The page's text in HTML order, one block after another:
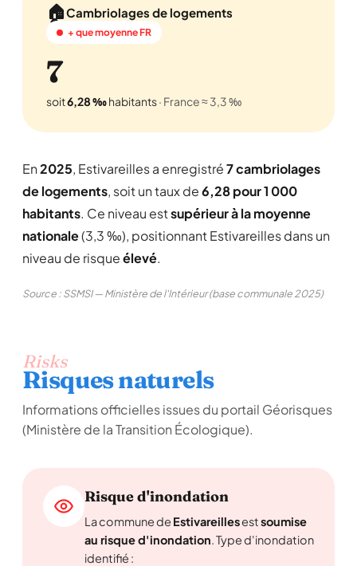
🏠Cambriolages de logements
+ que moyenne FR
7
soit6,28 ‰habitants· France ≈ 3,3 ‰
En2025, Estivareilles a enregistré7 cambriolages
de logements, soit un taux de6,28 pour 1 000
habitants. Ce niveau estsupérieur à la moyenne
nationale(3,3 ‰), positionnant Estivareilles dans un
niveau de risqueélevé.
Source : SSMSI — Ministère de l'Intérieur (base communale 2025)
Risks
Risques naturels
Informations officielles issues du portail Géorisques
(Ministère de la Transition Écologique).
Risque d'inondation
La commune de Estivareillesestsoumise
au risque d'inondation. Type d'inondation
identifié :